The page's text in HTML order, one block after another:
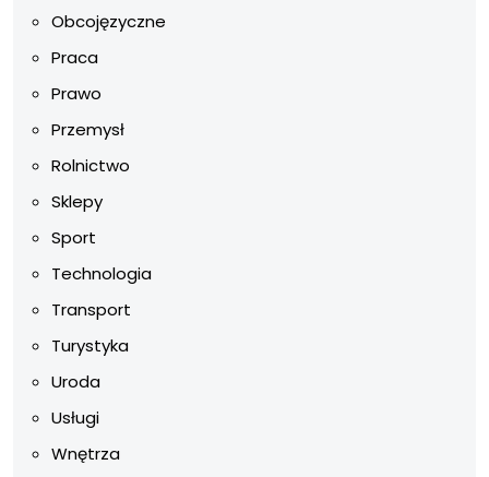
Obcojęzyczne
Praca
Prawo
Przemysł
Rolnictwo
Sklepy
Sport
Technologia
Transport
Turystyka
Uroda
Usługi
Wnętrza